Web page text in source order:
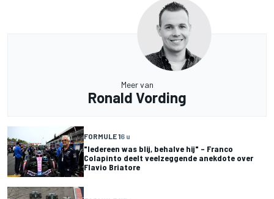
Meer van
Ronald Vording
FORMULE 16 u
"Iedereen was blij, behalve hij" – Franco
Colapinto deelt veelzeggende anekdote over
Flavio Briatore